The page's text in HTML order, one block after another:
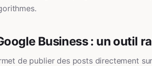
Business : un outil
de publier des posts directement